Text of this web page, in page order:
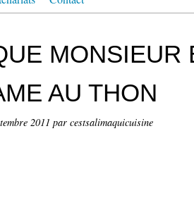
MONSIEUR
AU THON
2011 par cestsalimaquicuisine